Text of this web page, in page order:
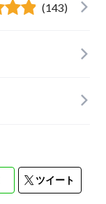
(143)
ツイート